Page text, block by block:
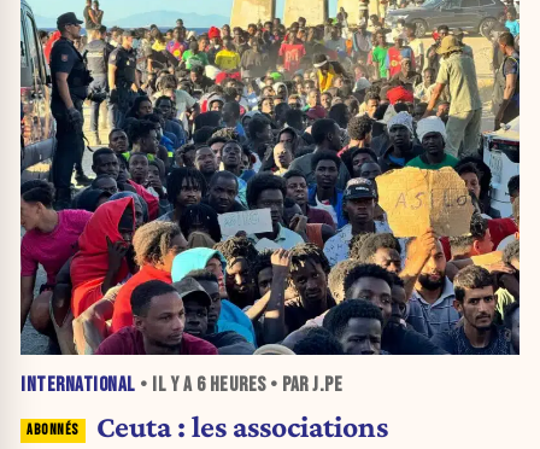
INTERNATIONAL • IL Y A 6 HEURES• PAR J.PE
Ceuta : les associations